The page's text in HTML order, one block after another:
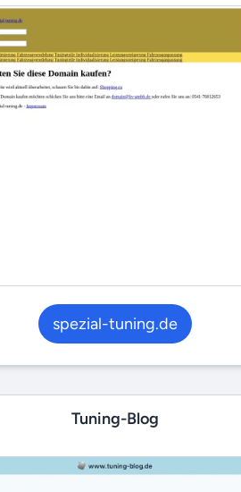
spezial-tuning.de
Tuning-Blog